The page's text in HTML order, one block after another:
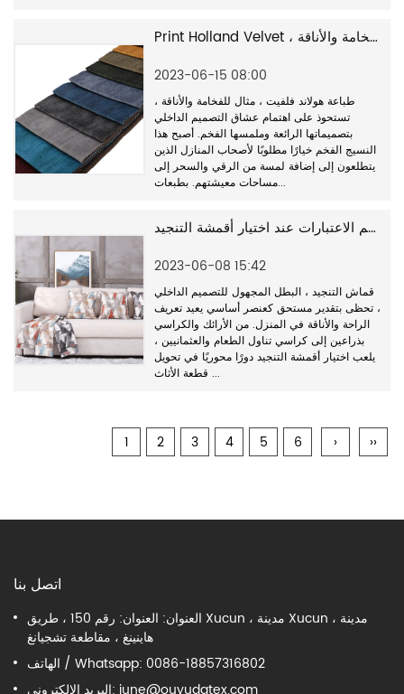
Print Holland Velvet ، مثال للفخامة والأناقة
2023-06-15 08:00
طباعة هولاند فلفيت ، مثال للفخامة والأناقة ،
تستحوذ على اهتمام عشاق التصميم الداخلي
بتصميماتها الرائعة وملمسها الفخم. أصبح هذا
النسيج الفخم خيارًا مطلوبًا لأصحاب المنازل الذين
يتطلعون إلى إضافة لمسة من الرقي والسحر إلى
مساحات معيشتهم. بطبعات...
تعتبر المتانة من أهم الاعتبارات عند اختيار أقمشة التنجيد
2023-06-08 15:42
قماش التنجيد ، البطل المجهول للتصميم الداخلي
، تحظى بتقدير مستحق كعنصر أساسي يعيد تعريف
الراحة والأناقة في المنزل. من الأرائك والكراسي
بذراعين إلى كراسي تناول الطعام والعثمانيين ،
يلعب اختيار أقمشة التنجيد دورًا محوريًا في تحويل
قطعة الأثاث ...
1 2 3 4 5 6 › ››
اتصل بنا
العنوان: العنوان: رقم 150 ، طريق Xucun ، مدينة Xucun ، مدينة
هاينينغ ، مقاطعة تشجيانغ
الهاتف / Whatsapp: 0086-18857316802
البريد الإلكتروني: june@ouyudatex.com